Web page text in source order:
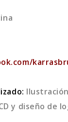
y diseño de